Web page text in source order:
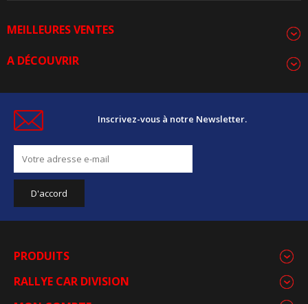
MEILLEURES VENTES
A DÉCOUVRIR
Inscrivez-vous à notre Newsletter.
PRODUITS
RALLYE CAR DIVISION